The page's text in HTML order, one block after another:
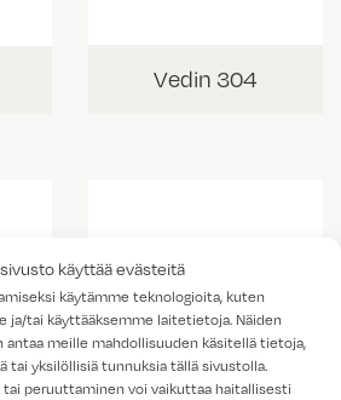
käyttää evästeitä
käytämme teknologioita, kuten
ja/tai käyttääksemme laitetietoja. Näiden
antaa meille mahdollisuuden käsitellä tietoja,
tai yksilöllisiä tunnuksia tällä sivustolla.
peruuttaminen voi vaikuttaa haitallisesti
Vedin 304